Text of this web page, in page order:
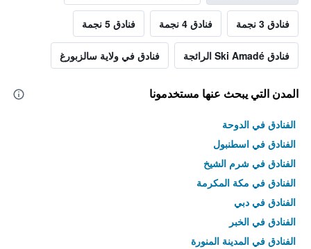
فنادق 3 نجمة فنادق 4 نجمة فنادق 5 نجمة
فنادق Ski Amadé الرائجة فنادق في ولاية سالزبورغ
المدن التي يبحث عنها مستخدمونا
الفنادق في الدوحة
الفنادق في اسطنبول
الفنادق في شرم الشيخ
الفنادق في مكة المكرمة
الفنادق في دبي
الفنادق في الخبر
الفنادق في المدينة المنورة